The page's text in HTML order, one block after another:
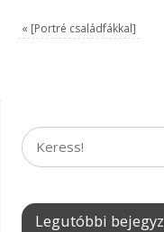
« [Portré családfákkal]
Legutóbbi